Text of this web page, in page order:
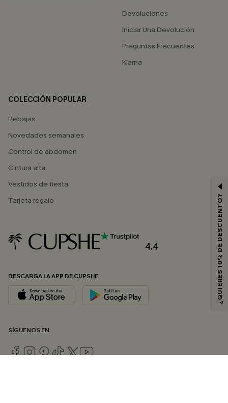
Devoluciones
Iniciar Una Devolución
Preguntas Frecuentes
Klarna
COLECCIÓN POPULAR
Rebajas
Novedades semanales
Control de abdomen
Cintura alta
Vestidos de fiesta
Tarjeta regalo
4.4
DESCARGA LA APP DE CUPSHE
SÍGUENOS EN
¿QUIERES 10% DE DESCUENTO?